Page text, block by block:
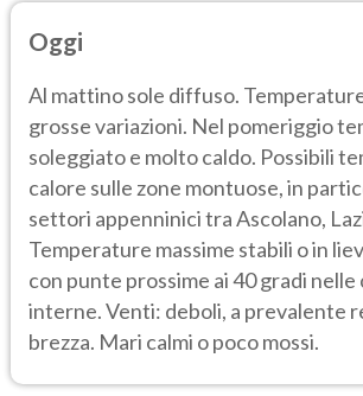
Oggi
Al mattino sole diffuso.
grosse variazioni. Nel pomeriggio
soleggiato e molto caldo. Possibili
calore sulle zone montuose, in
settori appenninici tra Ascolano,
Temperature massime stabili o in
con punte prossime ai 40 gradi nelle
interne. Venti: deboli, a prevalente
brezza. Mari calmi o poco mossi.